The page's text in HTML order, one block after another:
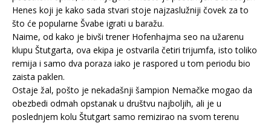
Henes koji je kako sada stvari stoje najzaslužniji čovek za to
što će popularne Švabe igrati u baražu.
Naime, od kako je bivši trener Hofenhajma seo na užarenu
klupu Štutgarta, ova ekipa je ostvarila četiri trijumfa, isto toliko
remija i samo dva poraza iako je raspored u tom periodu bio
zaista paklen.
Ostaje žal, pošto je nekadašnji šampion Nemačke mogao da
obezbedi odmah opstanak u društvu najboljih, ali je u
poslednjem kolu Štutgart samo remizirao na svom terenu